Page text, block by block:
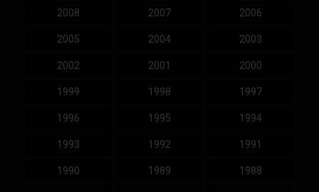
2008 2007 2006
2005 2004 2003
2002 2001 2000
1999 1998 1997
1996 1995 1994
1993 1992 1991
1990 1989 1988